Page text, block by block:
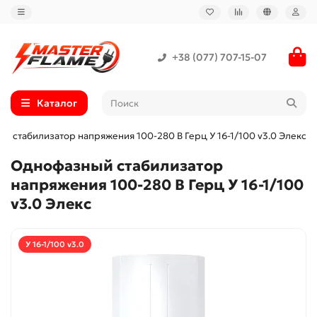
+38 (077) 707-15-07
Каталог
стабилизатор напряжения 100-280 В Герц У 16-1/100 v3.0 Элекс
Однофазный стабилизатор
напряжения 100-280 В Герц У 16-1/100
v3.0 Элекс
У 16-1/100 v3.0